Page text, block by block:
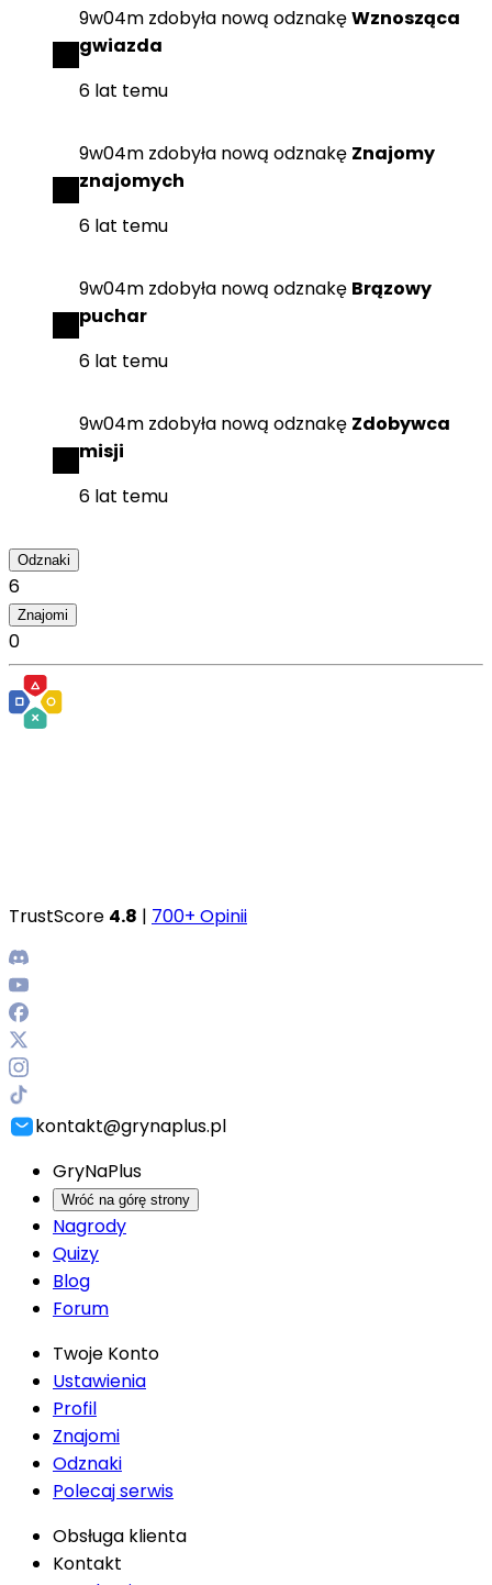
9w04m zdobyła nową odznakęWznosząca
gwiazda
6 lat temu
9w04m zdobyła nową odznakę Znajomy
znajomych
6 lat temu
9w04m zdobyła nową odznakę Brązowy
puchar
6 lat temu
9w04m zdobyła nową odznakę Zdobywca
misji
6 lat temu
Odznaki
6
Znajomi
0
TrustScore 4.8 | 700+ Opinii
kontakt@grynaplus.pl
GryNaPlus
Wróć na górę strony
Nagrody
Quizy
Blog
Forum
Twoje Konto
Ustawienia
Profil
Znajomi
Odznaki
Polecaj serwis
Obsługa klienta
Kontakt